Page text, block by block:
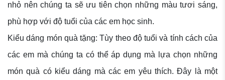
nhỏ nên chúng ta sẽ ưu tiên chọn những màu tươi sáng,
phù hợp với độ tuổi của các em học sinh.
Kiểu dáng món quà tặng: Tùy theo độ tuổi và tính cách của
các em mà chúng ta có thể áp dụng mà lựa chọn những
món quà có kiểu dáng mà các em yêu thích. Đây là một